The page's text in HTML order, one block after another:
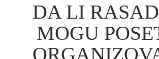
DA LI
MOGU